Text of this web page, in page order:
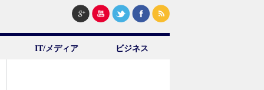
IT/メディア ビジネス